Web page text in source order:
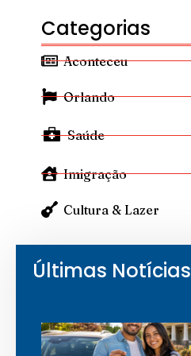
Categorias
Aconteceu
Orlando
Saúde
Imigração
Cultura & Lazer
Últimas Notícias